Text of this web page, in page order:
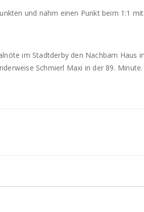
und nahm einen Punkt beim 1:1 mit.
im Stadtderby den Nachbarn Haus
Schmierl Maxi in der 89. Minute.